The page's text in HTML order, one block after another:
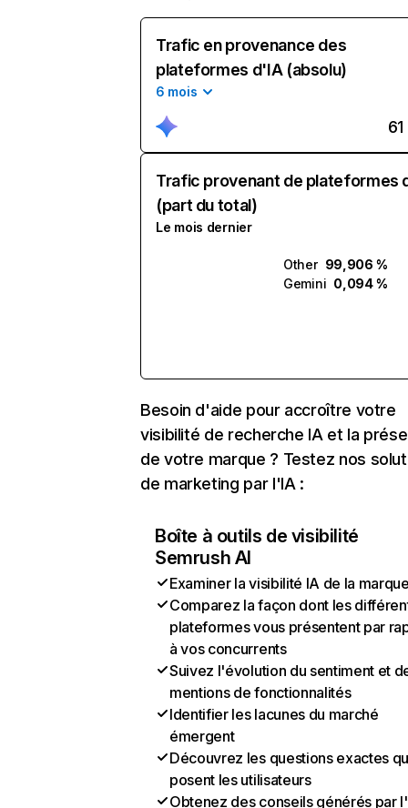
Trafic en provenance des
plateformes d'IA (absolu)
6 mois
61
Trafic provenant de plateformes
(part du total)
Le mois dernier
Other 99,906 %
Gemini 0,094 %
Besoin d'aide pour accroître votre
visibilité de recherche IA et la
de votre marque ? Testez nos
de marketing par l'IA :
Boîte à outils de visibilité
Semrush AI
Examiner la visibilité IA de la
Comparez la façon dont les
plateformes vous présentent par
à vos concurrents
Suivez l'évolution du sentiment et
mentions de fonctionnalités
Identifier les lacunes du marché
émergent
Découvrez les questions exactes
posent les utilisateurs
Obtenez des conseils générés par